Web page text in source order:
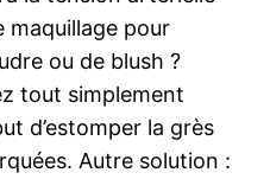
maquillage pour
ou de blush ?
tout simplement
d’estomper la grès
Autre solution :